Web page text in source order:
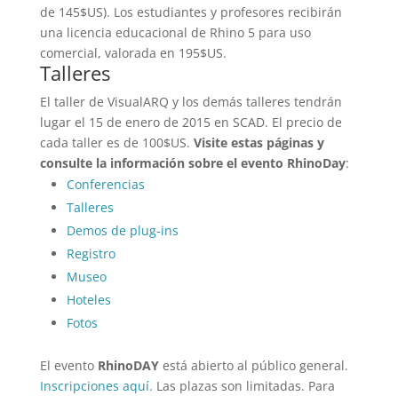
de 145$US). Los estudiantes y profesores recibirán
una licencia educacional de Rhino 5 para uso
comercial, valorada en 195$US.
Talleres
El taller de VisualARQ y los demás talleres tendrán
lugar el 15 de enero de 2015 en SCAD. El precio de
cada taller es de 100$US. Visite estas páginas y
consulte la información sobre el evento RhinoDay:
Conferencias
Talleres
Demos de plug-ins
Registro
Museo
Hoteles
Fotos
El evento RhinoDAYestá abierto al público general.
Inscripciones aquí. Las plazas son limitadas. Para